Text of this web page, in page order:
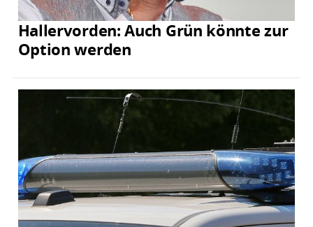
Hallervorden: Auch Grün könnte zur
Option werden